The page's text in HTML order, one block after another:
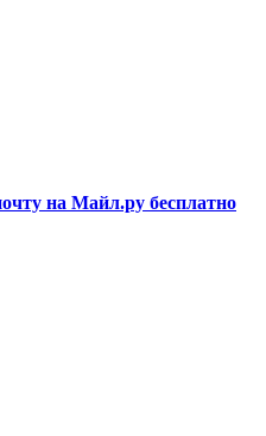
на Майл.ру бесплатно